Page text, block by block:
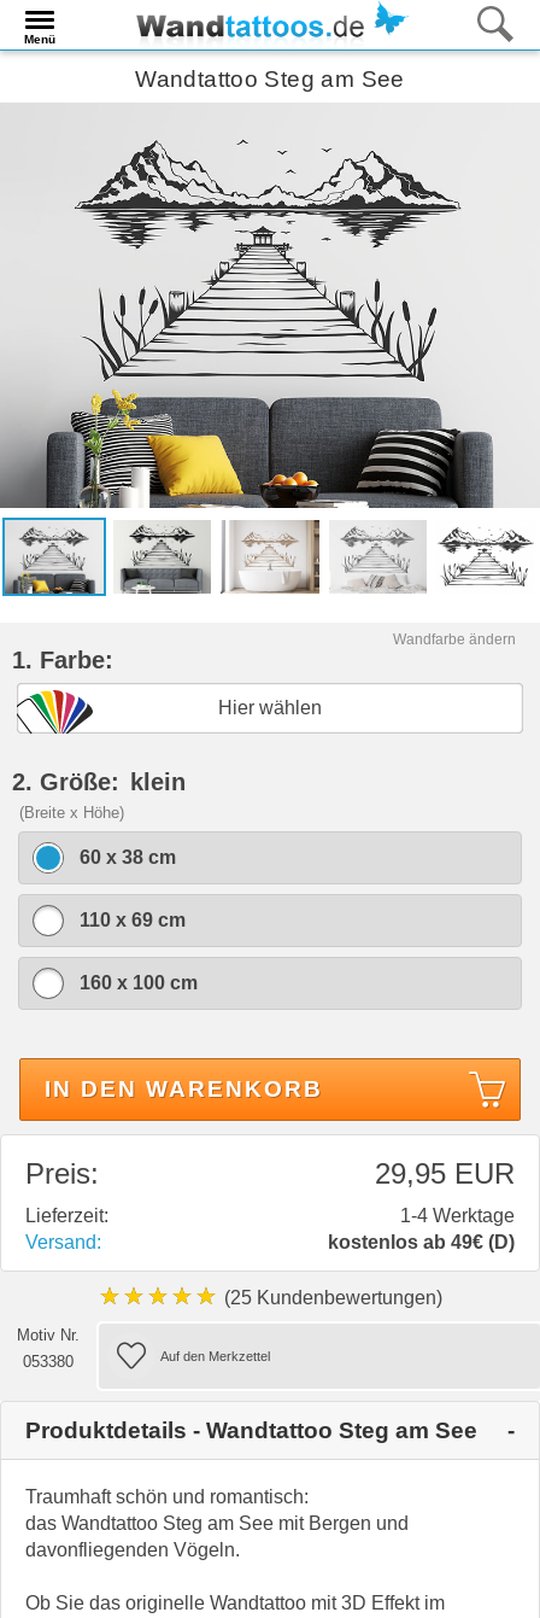
Menü
Wandtattoo Steg am See
Wandfarbe ändern
1. Farbe:
Hier wählen
2. Größe: klein
(Breite x Höhe)
60 x 38 cm
110 x 69 cm
160 x 100 cm
IN DEN WARENKORB
Preis: 29,95 EUR
Lieferzeit:
1-4 Werktage
Versand:
kostenlos ab 49€ (D)
★★★★★ (25 Kundenbewertungen)
Motiv Nr.
053380
Produktdetails - Wandtattoo Steg am See
Traumhaft schön und romantisch:
das Wandtattoo Steg am See mit Bergen und
davonfliegenden Vögeln.
Ob Sie das originelle Wandtattoo mit 3D Effekt im